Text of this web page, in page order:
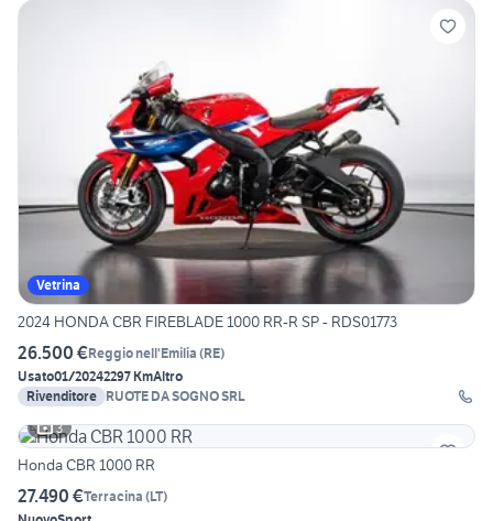
Vetrina
2024 HONDA CBR FIREBLADE 1000 RR-R SP - RDS01773
26.500 €Reggio nell'Emilia (RE)
Usato01/20242297 KmAltro
Rivenditore RUOTE DA SOGNO SRL
3
Honda CBR 1000 RR
27.490 €Terracina (LT)